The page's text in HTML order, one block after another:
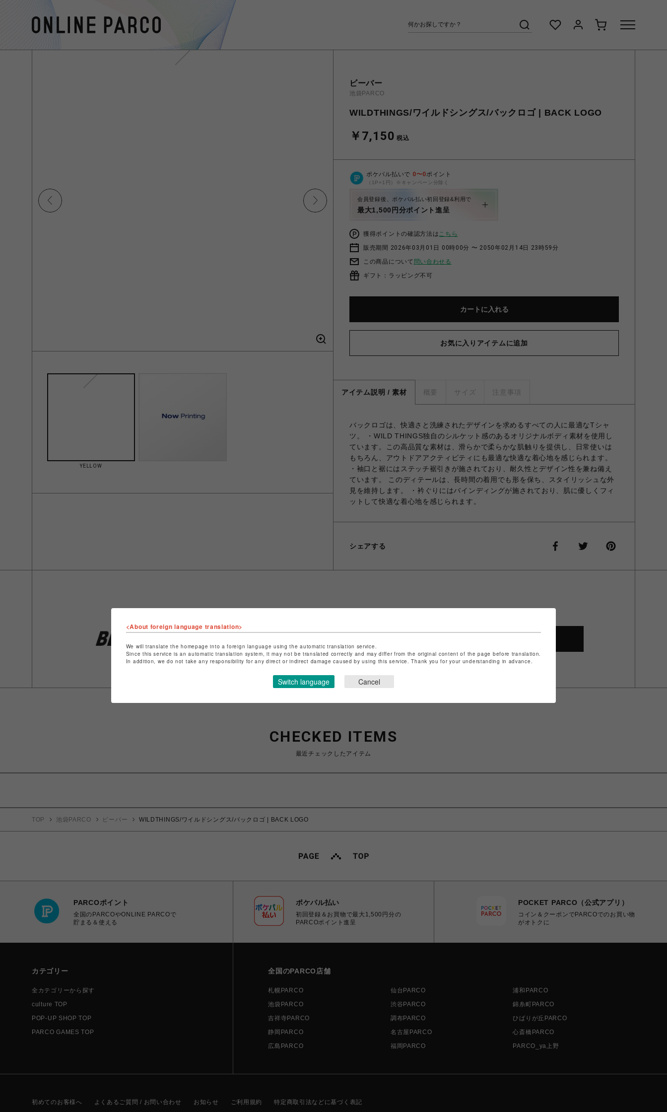
YELLOW
ビーバー
池袋PARCO
WILDTHINGS/ワイルドシングス/バックロゴ | BACK LOGO
￥7,150 税込
ポケパル払いで 0〜0ポイント
（1P=1円）※キャンペーン分除く
会員登録後、ポケパル払い初回登録&利用で
最大1,500円分ポイント進呈
獲得ポイントの確認方法はこちら
販売期間 2026年03月01日 00時00分 〜 2050年02月14日 23時59分
この商品について 問い合わせる
ギフト：ラッピング不可
カートに入れる
お気に入りアイテムに追加
アイテム説明 / 素材 概要 サイズ 注意事項
バックロゴは、快適さと洗練されたデザインを求めるすべての人に最適なTシャ
ツ。 ・WILD THINGS独自のシルケット感のあるオリジナルボディ素材を使用し
ています。この高品質な素材は、滑らかで柔らかな肌触りを提供し、日常使いは
もちろん、アウトドアアクティビティにも最適な快適な着心地を感じられます。
・袖口と裾にはステッチ裾引きが施されており、耐久性とデザイン性を兼ね備え
ています。 このディテールは、長時間の着用でも形を保ち、スタイリッシュな外
見を維持します。 ・衿ぐりにはバインディングが施されており、肌に優しくフィ
ットして快適な着心地を感じられます。
シェアする
店舗名
特定商取引法など法令に基づく表記はこちら
ショップお問い合わせはこちら
CHECKED ITEMS
最近チェックしたアイテム
TOP 池袋PARCO ビーバー WILDTHINGS/ワイルドシングス/バックロゴ | BACK LOGO
PARCOポイント
全国のPARCOやONLINE PARCOで
貯まる＆使える
ポケパル払い
初回登録＆お買物で最大1,500円分の
PARCOポイント進呈
POCKET PARCO（公式アプリ）
コイン＆クーポンでPARCOでのお買い物
がオトクに
カテゴリー
全カテゴリーから探す
culture TOP
POP-UP SHOP TOP
PARCO GAMES TOP
全国のPARCO店舗
札幌PARCO 仙台PARCO
浦和PARCO
池袋PARCO
渋谷PARCO
錦糸町PARCO
吉祥寺PARCO
調布PARCO
ひばりが丘PARCO
静岡PARCO
名古屋PARCO
心斎橋PARCO
広島PARCO
福岡PARCO PARCO_ya上野
初めてのお客様へ よくあるご質問 / お問い合わせ お知らせ ご利用規約 特定商取引法などに基づく表記
<About foreign language translation>
We will translate the homepage into a foreign language using the automatic translation service.
Since this service is an automatic translation system, it may not be translated correctly and may differ from the original content of the page before translation.
In addition, we do not take any responsibility for any direct or indirect damage caused by using this service. Thank you for your understanding in advance.
Switch language Cancel